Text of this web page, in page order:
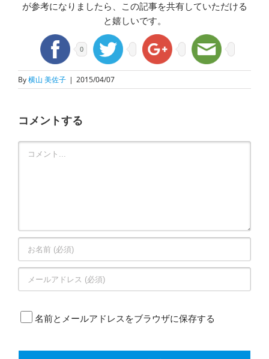
が参考になりましたら、この記事を共有していただける
と嬉しいです。
0
By横山 美佐子 | 2015/04/07
コメントする
名前とメールアドレスをブラウザに保存する